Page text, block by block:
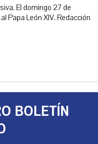
El domingo 27 de
Papa León XIV. Redacción
BOLETÍN